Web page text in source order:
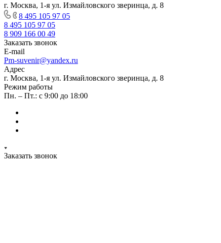
г. Москва, 1-я ул. Измайловского зверинца, д. 8
8 495 105 97 05
8 495 105 97 05
8 909 166 00 49
Заказать звонок
E-mail
Pm-suvenir@yandex.ru
Адрес
г. Москва, 1-я ул. Измайловского зверинца, д. 8
Режим работы
Пн. – Пт.: с 9:00 до 18:00
Заказать звонок